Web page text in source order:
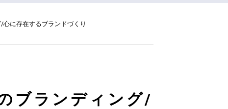
心に存在するブランドづくり
ブランディング/